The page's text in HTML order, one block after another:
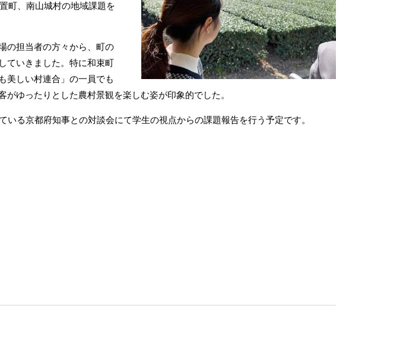
町、南山城村の地域課題を
の担当者の方々から、町の
ていきました。特に和束町
美しい村連合」の一員でも
ゆったりとした農村景観を楽しむ姿が印象的でした。
る京都府知事との対談会にて学生の視点からの課題報告を行う予定です。